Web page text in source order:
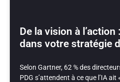
De la vision à l’action
dans votre stratégie
Selon Gartner, 62 % des
PDG s’attendent à ce que l’IA